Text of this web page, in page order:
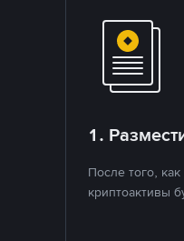
1.
После того,
криптоактивы